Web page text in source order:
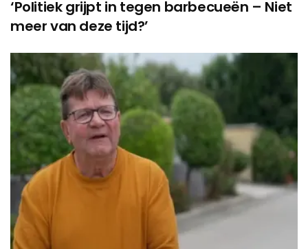
‘Politiek grijpt in tegen barbecueën – Niet
meer van deze tijd?’